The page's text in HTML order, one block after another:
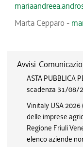
Marta Cepparo -
Avvisi-
ASTA PUBBLICA
scadenza 31/08/
Vinitaly USA
delle imprese
Regione Friuli
elenco aziende